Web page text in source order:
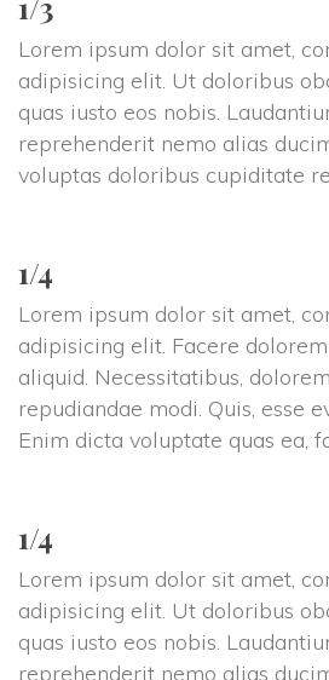
Lorem ipsum dolor sit amet,
adipisicing elit. Ut doloribus
quas iusto eos nobis.
reprehenderit nemo alias
voluptas doloribus cupiditate
1/4
Lorem ipsum dolor sit amet,
adipisicing elit. Facere
aliquid. Necessitatibus,
repudiandae modi. Quis, esse
Enim dicta voluptate quas ea,
1/4
Lorem ipsum dolor sit amet,
adipisicing elit. Ut doloribus
quas iusto eos nobis.
reprehenderit nemo alias